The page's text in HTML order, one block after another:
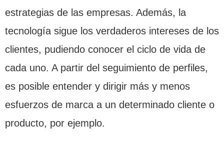
estrategias de las empresas. Además, la
tecnología sigue los verdaderos intereses de los
clientes, pudiendo conocer el ciclo de vida de
cada uno. A partir del seguimiento de perfiles,
es posible entender y dirigir más y menos
esfuerzos de marca a un determinado cliente o
producto, por ejemplo.